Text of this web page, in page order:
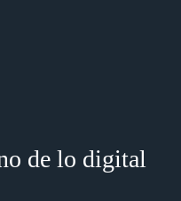
de lo digital